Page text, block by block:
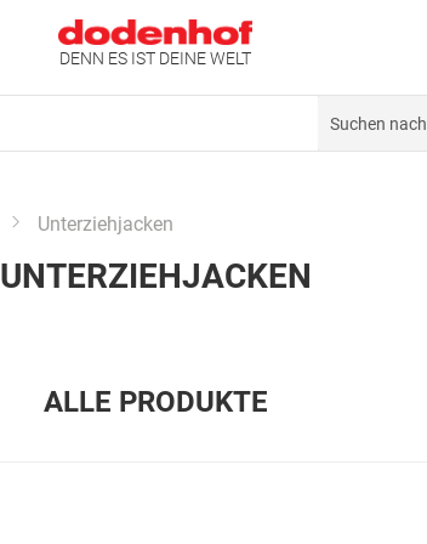
DENN ES IST DEINE WELT
Unterziehjacken
UNTERZIEHJACKEN
ALLE PRODUKTE